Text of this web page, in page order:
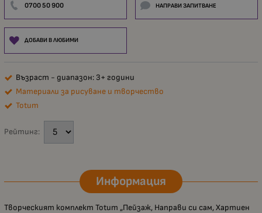
0700 50 900 НАПРАВИ ЗАПИТВАНЕ
ДОБАВИ В ЛЮБИМИ
Възраст - диапазон: 3+ години
Материали за рисуване и творчество
Totum
Рейтинг:
Информация
Творческият комплект Totum „Пейзаж, Направи си сам, Хартиен